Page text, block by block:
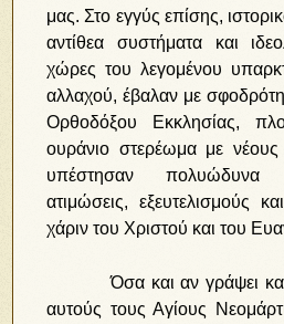
μας. Στο εγγύς επίσης,
αντίθεα συστήματα και
χώρες του λεγομένου
αλλαχού, έβαλαν με
Ορθοδόξου Εκκλησίας,
ουράνιο στερέωμα με νέους
υπέστησαν πολυώδυνα
ατιμώσεις, εξευτελισμούς
χάριν του Χριστού και του
Όσα και αν γράψει
αυτούς τους Αγίους